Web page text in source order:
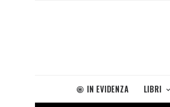
IN EVIDENZA LIBRI